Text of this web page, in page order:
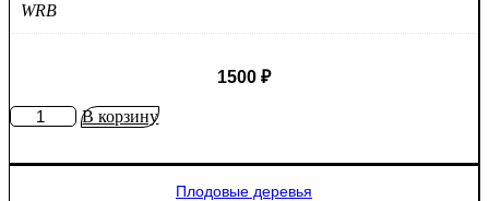
WRB
1500 ₽
КоличествоВ корзину
Плодовые деревья